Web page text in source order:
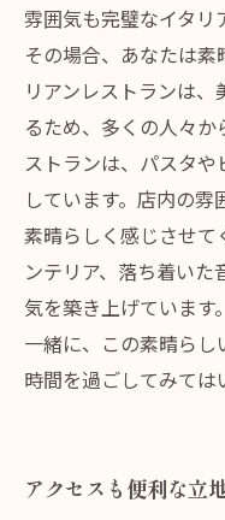
雰囲気も完璧なイタリ
その場合、あなたは
リアンレストランは
るため、多くの人々か
ストランは、パスタ
しています。店内の
素晴らしく感じさせて
ンテリア、落ち着い
気を築き上げています
一緒に、この素晴ら
時間を過ごしてみては
アクセスも便利な立